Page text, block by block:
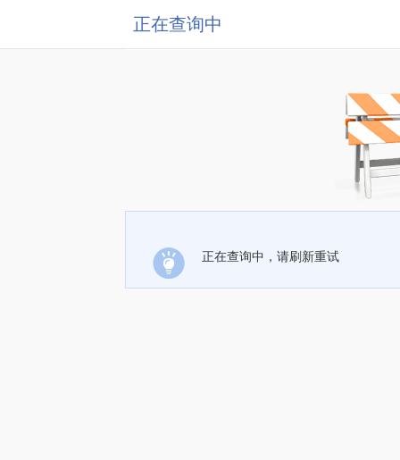
正在查询中
正在查询中，请刷新重试